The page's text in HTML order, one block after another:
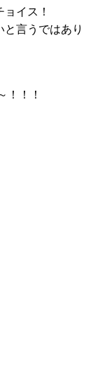
イス！
言うではあり
！！！